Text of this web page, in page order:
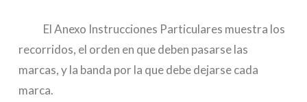
El Anexo Instrucciones Particulares muestra los
recorridos, el orden en que deben pasarse las
marcas, y la banda por la que debe dejarse cada
marca.